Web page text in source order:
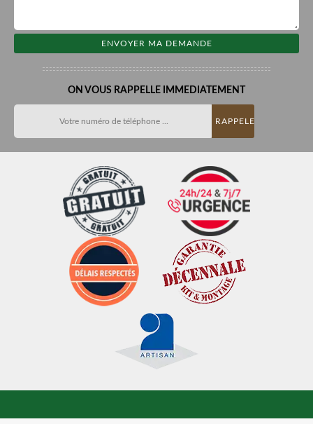
ON VOUS RAPPELLE IMMEDIATEMENT